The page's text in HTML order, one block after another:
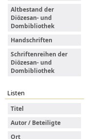
Altbestand der
Diözesan- und
Dombibliothek
Handschriften
Schriftenreihen der
Diözesan- und
Dombibliothek
Listen
Titel
Autor / Beteiligte
Ort